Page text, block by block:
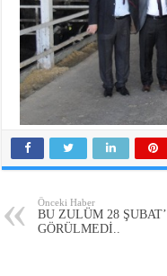
Önceki Haber
BU ZULÜM 28
GÖRÜLMEDİ..